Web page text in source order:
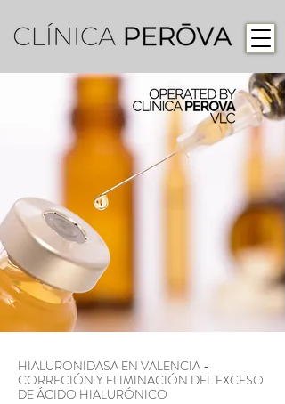
HIALURONIDASA EN VALENCIA -
CORRECIÓN Y ELIMINACIÓN DEL EXCESO
DE ÁCIDO HIALURÓNICO